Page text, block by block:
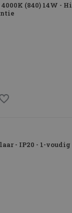
(840) 14W -
- IP20 - 1-voudig